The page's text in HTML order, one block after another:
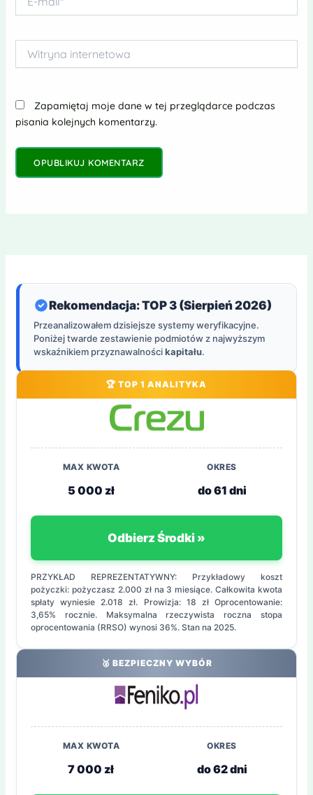
mail*
internetowa
Zapamiętaj moje dane w tej przeglądarce podczas
pisania kolejnych komentarzy.
Rekomendacja: TOP 3 (Sierpień 2026)
Przeanalizowałem dzisiejsze systemy weryfikacyjne.
Poniżej twarde zestawienie podmiotów z najwyższym
wskaźnikiem przyznawalnościkapitału.
🏆 TOP 1 ANALITYKA
MAX KWOTA
5 000 zł
OKRES
do 61 dni
Odbierz Środki »
PRZYKŁAD REPREZENTATYWNY: Przykładowy koszt
pożyczki: pożyczasz 2.000 zł na 3 miesiące. Całkowita kwota
spłaty wyniesie 2.018 zł. Prowizja: 18 zł Oprocentowanie:
3,65% rocznie. Maksymalna rzeczywista roczna stopa
oprocentowania (RRSO) wynosi 36%. Stan na 2025.
🥈 BEZPIECZNY WYBÓR
MAX KWOTA
7 000 zł
OKRES
do 62 dni